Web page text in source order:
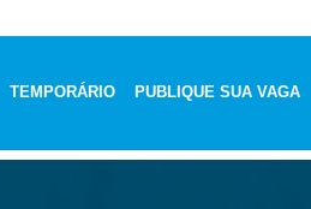
TEMPORÁRIO PUBLIQUE SUA VAGA